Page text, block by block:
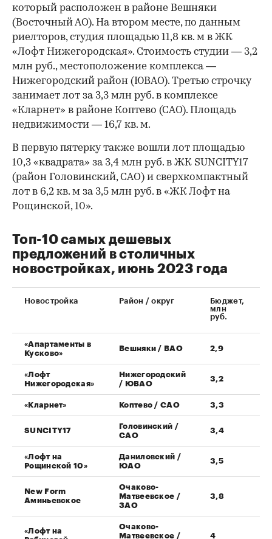
который расположен в районе Вешняки
(Восточный АО). На втором месте, по данным
риелторов, студия площадью 11,8 кв. м в ЖК
«Лофт Нижегородская». Стоимость студии — 3,2
млн руб., местоположение комплекса —
Нижегородский район (ЮВАО). Третью строчку
занимает лот за 3,3 млн руб. в комплексе
«Кларнет» в районе Коптево (САО). Площадь
недвижимости — 16,7 кв. м.
В первую пятерку также вошли лот площадью
10,3 «квадрата» за 3,4 млн руб. в ЖК SUNCITY17
(район Головинский, САО) и сверхкомпактный
лот в 6,2 кв. м за 3,5 млн руб. в «ЖК Лофт на
Рощинской, 10».
Топ-10 самых дешевых
предложений в столичных
новостройках, июнь 2023 года
Новостройка Район / округ
Бюджет,
млн
руб.
«Апартаменты в
Кусково»
Вешняки / ВАО 2,9
«Лофт
Нижегородская»
Нижегородский
/ ЮВАО
3,2
«Кларнет» Коптево / САО 3,3
SUNCITY17
Головинский /
САО
3,4
«Лофт на
Рощинской 10»
Даниловский /
ЮАО
3,5
New Form
Аминьевское
Очаково-
Матвеевское /
ЗАО
3,8
«Лофт на
Очаково-
Матвеевское /
4